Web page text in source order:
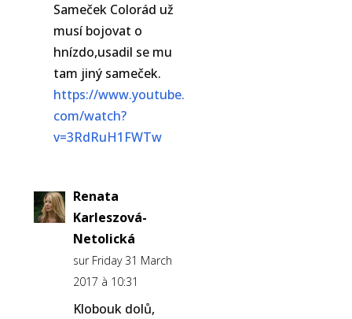
Sameček Colorád už
musí bojovat o
hnízdo,usadil se mu
tam jiný sameček.
https://www.youtube.
com/watch?
v=3RdRuH1FWTw
Renata
Karleszová-
Netolická
sur Friday 31 March
2017 à 10:31
Klobouk dolů,